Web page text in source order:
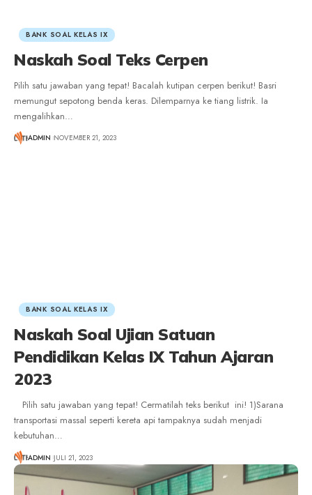
BANK SOAL KELAS IX
Naskah Soal Teks Cerpen
Pilih satu jawaban yang tepat! Bacalah kutipan cerpen berikut! Basri
memungut sepotong benda keras. Dilemparnya ke tiang listrik. Ia
mengalihkan…
ADMIN NOVEMBER 21, 2023
BANK SOAL KELAS IX
Naskah Soal Ujian Satuan
Pendidikan Kelas IX Tahun Ajaran
2023
Pilih satu jawaban yang tepat! Cermatilah teks berikut ini! 1)Sarana
transportasi massal seperti kereta api tampaknya sudah menjadi
kebutuhan…
ADMIN JULI 21, 2023